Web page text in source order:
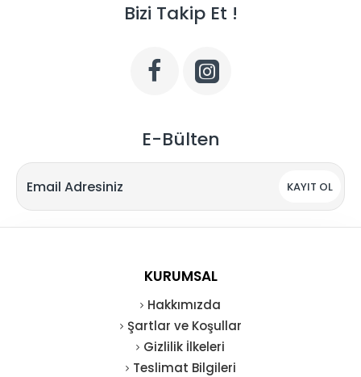
Bizi Takip Et !
E-Bülten
KAYIT OL
KURUMSAL
Hakkımızda
Şartlar ve Koşullar
Gizlilik İlkeleri
Teslimat Bilgileri